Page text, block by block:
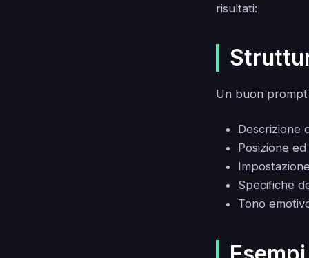
risultati:
Un buon
Descrizione
Posizione
Specifiche
Tono